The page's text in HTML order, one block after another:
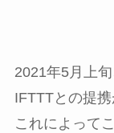
2021年5月上
IFTTTとの提携
これによって